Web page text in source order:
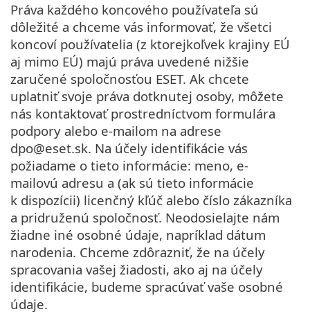
Práva každého koncového používateľa sú
dôležité a chceme vás informovať, že všetci
koncoví používatelia (z ktorejkoľvek krajiny EÚ
aj mimo EÚ) majú práva uvedené nižšie
zaručené spoločnosťou ESET. Ak chcete
uplatniť svoje práva dotknutej osoby, môžete
nás kontaktovať prostredníctvom formulára
podpory alebo e-mailom na adrese
dpo@eset.sk. Na účely identifikácie vás
požiadame o tieto informácie: meno, e-
mailovú adresu a (ak sú tieto informácie
k dispozícii) licenčný kľúč alebo číslo zákazníka
a pridruženú spoločnosť. Neodosielajte nám
žiadne iné osobné údaje, napríklad dátum
narodenia. Chceme zdôrazniť, že na účely
spracovania vašej žiadosti, ako aj na účely
identifikácie, budeme spracúvať vaše osobné
údaje.